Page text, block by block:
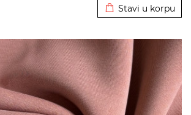
Stavi u korpu